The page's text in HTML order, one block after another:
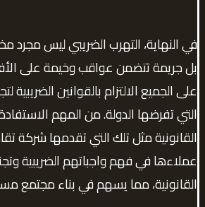
في النهاية، التهرب الضريبي ليس مجرد
بل جريمة تتضمن عواقب وخيمة على
على الجميع الالتزام بالقوانين الضريبية
التي تفرضها الدولة. من المهم
القانونية مثل تلك التي تقدمها شركة
عملاءها في فهم واجباتهم الضريبية
القانونية، مما يسهم في بناء مجتمع